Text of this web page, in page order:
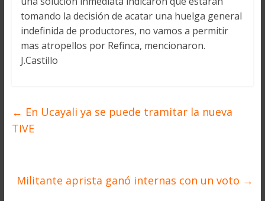
tomando la decisión de acatar una huelga general
indefinida de productores, no vamos a permitir
mas atropellos por Refinca, mencionaron.
J.Castillo
← En Ucayali ya se puede tramitar la nueva
TIVE
Militante aprista ganó internas con un voto →